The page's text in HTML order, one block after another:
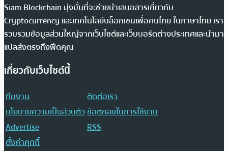
Siam Blockchain มุ่งมั่นที่จะช่วยนำเสนอสารเกี่ยวกับ
Cryptocurrency และเทคโนโลยีบล็อกเชนเพื่อคนไทย ในภาษาไทย เรา
รวบรวมข้อมูลส่วนใหญ่จากเว็บไซต์และเว็บบอร์ดต่างประเทศและนำมา
แปลส่งตรงถึงฟีดคุณ
เกี่ยวกับเว็บไซต์นี้
ทีมงาน
ติดต่อเรา
นโยบายความเป็นส่วนตัวข้อตกลงในการใช้งาน
Advertise
RSS
ตั้งค่าคุกกี้